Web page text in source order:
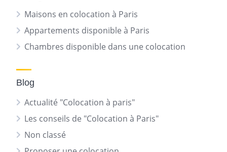
Maisons en colocation à Paris
Appartements disponible à Paris
Chambres disponible dans une colocation
Blog
Actualité "Colocation à paris"
Les conseils de "Colocation à Paris"
Non classé